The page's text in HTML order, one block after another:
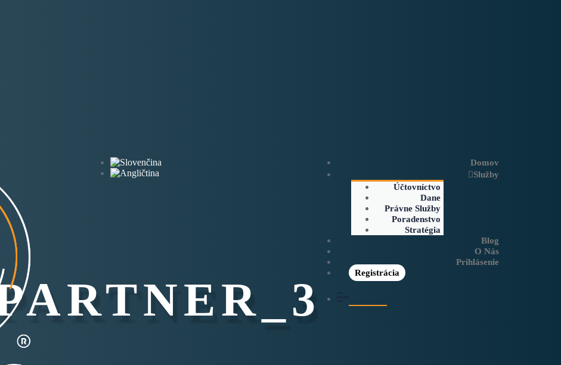
Domov
Služby
Účtovníctvo
Dane
Právne Služby
Poradenstvo
Stratégia
Blog
O Nás
Prihlásenie
Registrácia